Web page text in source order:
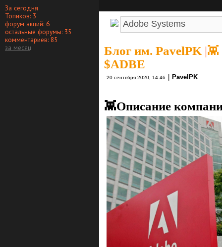
За сегодня
Топиков: 3
форум акций: 6
остальные форумы: 35
комментариев: 85
за месяц
Блог им. PavelPK |
$ADBE
20 сентября 2020, 14:46 PavelPK
👾Описание